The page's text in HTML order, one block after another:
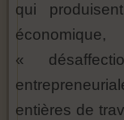
qui
«
entières de